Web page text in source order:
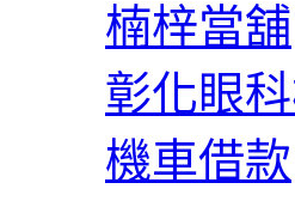
楠梓當舖
彰化眼
機車借款